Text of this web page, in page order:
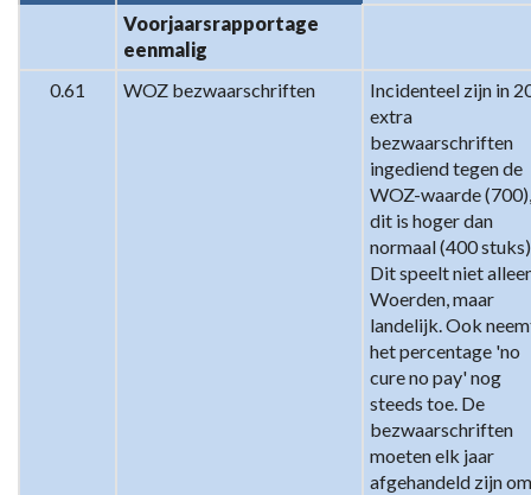
Voorjaarsrapportage
eenmalig
0.61
WOZ bezwaarschriften
Incidenteel zijn in
extra
bezwaarschriften
ingediend tegen de
WOZ-waarde (700),
dit is hoger dan
normaal (400
Dit speelt niet
Woerden, maar
landelijk. Ook
het percentage 'no
cure no pay' nog
steeds toe. De
bezwaarschriften
moeten elk jaar
afgehandeld zijn